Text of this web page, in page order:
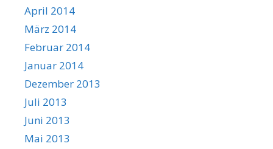
April 2014
März 2014
Februar 2014
Januar 2014
Dezember 2013
Juli 2013
Juni 2013
Mai 2013